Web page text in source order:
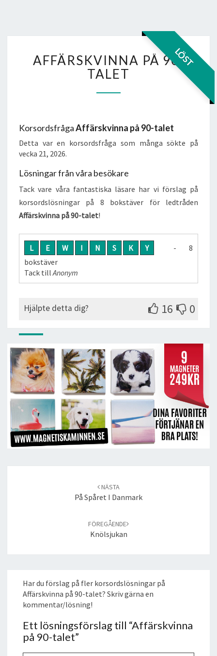
LÖST
AFFÄRSKVINNA
PÅ
90-
TALET
AFFÄRSKVINNA PÅ 90-
TALET
KorsordsfrågaAffärskvinna på 90-talet
Detta var en korsordsfråga som många sökte på
vecka 21, 2026.
Lösningar från våra besökare
Tack vare våra fantastiska läsare har vi förslag på
korsordslösningar på 8 bokstäver för ledtråden
Affärskvinna på 90-talet!
L E W I N S K Y
- 8
bokstäver
Tack tillAnonym
Hjälpte detta dig? 16 0
NÄSTA
På Spåret I Danmark
FÖREGÅENDE
Knölsjukan
Har du förslag på fler korsordslösningar på
Affärskvinna på 90-talet? Skriv gärna en
kommentar/lösning!
Ett lösningsförslag till “Affärskvinna
på 90-talet”